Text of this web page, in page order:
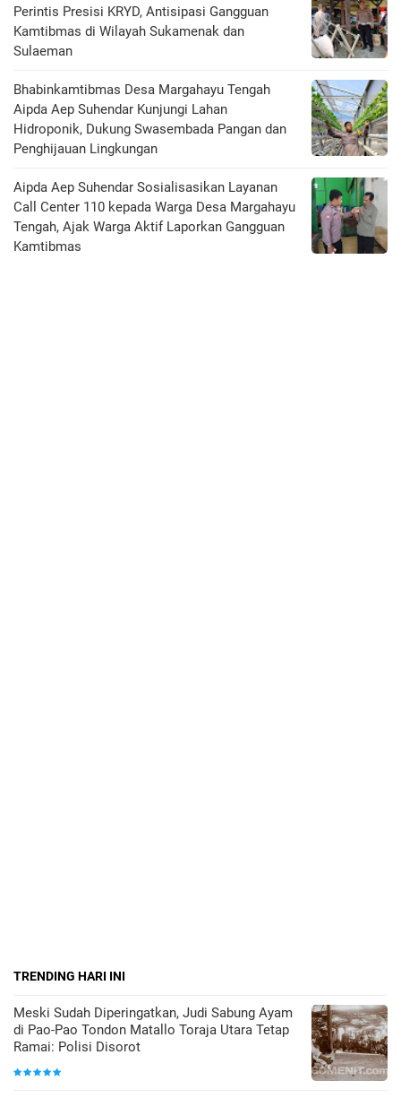
Perintis Presisi KRYD, Antisipasi Gangguan
Kamtibmas di Wilayah Sukamenak dan
Sulaeman
Bhabinkamtibmas Desa Margahayu Tengah
Aipda Aep Suhendar Kunjungi Lahan
Hidroponik, Dukung Swasembada Pangan dan
Penghijauan Lingkungan
Aipda Aep Suhendar Sosialisasikan Layanan
Call Center 110 kepada Warga Desa Margahayu
Tengah, Ajak Warga Aktif Laporkan Gangguan
Kamtibmas
TRENDING HARI INI
Meski Sudah Diperingatkan, Judi Sabung Ayam
di Pao-Pao Tondon Matallo Toraja Utara Tetap
Ramai: Polisi Disorot